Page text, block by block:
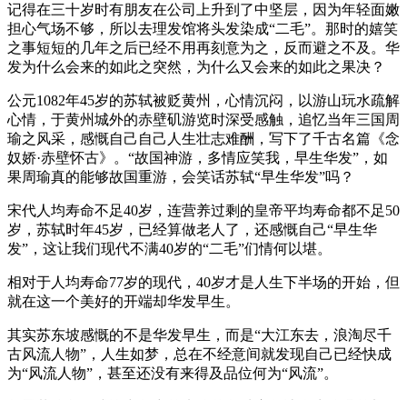
记得在三十岁时有朋友在公司上升到了中坚层，因为年轻面嫩
担心气场不够，所以去理发馆将头发染成“二毛”。那时的嬉笑
之事短短的几年之后已经不用再刻意为之，反而避之不及。华
发为什么会来的如此之突然，为什么又会来的如此之果决？
公元1082年45岁的苏轼被贬黄州，心情沉闷，以游山玩水疏解
心情，于黄州城外的赤壁矶游览时深受感触，追忆当年三国周
瑜之风采，感慨自己自己人生壮志难酬，写下了千古名篇《念
奴娇·赤壁怀古》。“故国神游，多情应笑我，早生华发”，如
果周瑜真的能够故国重游，会笑话苏轼“早生华发”吗？
宋代人均寿命不足40岁，连营养过剩的皇帝平均寿命都不足50
岁，苏轼时年45岁，已经算做老人了，还感慨自己“早生华
发”，这让我们现代不满40岁的“二毛”们情何以堪。
相对于人均寿命77岁的现代，40岁才是人生下半场的开始，但
就在这一个美好的开端却华发早生。
其实苏东坡感慨的不是华发早生，而是“大江东去，浪淘尽千
古风流人物”，人生如梦，总在不经意间就发现自己已经快成
为“风流人物”，甚至还没有来得及品位何为“风流”。